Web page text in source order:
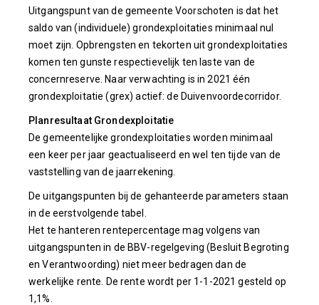
Uitgangspunt van de gemeente Voorschoten is dat het
saldo van (individuele) grondexploitaties minimaal nul
moet zijn. Opbrengsten en tekorten uit grondexploitaties
komen ten gunste respectievelijk ten laste van de
concernreserve. Naar verwachting is in 2021 één
grondexploitatie (grex) actief: de Duivenvoordecorridor.
Planresultaat Grondexploitatie
De gemeentelijke grondexploitaties worden minimaal
een keer per jaar geactualiseerd en wel ten tijde van de
vaststelling van de jaarrekening.
De uitgangspunten bij de gehanteerde parameters staan
in de eerstvolgende tabel.
Het te hanteren rentepercentage mag volgens van
uitgangspunten in de BBV-regelgeving (Besluit Begroting
en Verantwoording) niet meer bedragen dan de
werkelijke rente. De rente wordt per 1-1-2021 gesteld op
1,1%.